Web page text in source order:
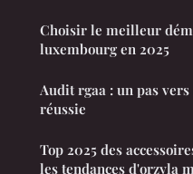
Choisir le meilleur
luxembourg en 2025
Audit rgaa : un pas
réussie
Top 2025 des
les tendances d'orzyla